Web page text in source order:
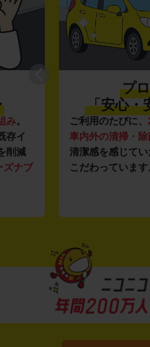
み。
存イ
削減
ズナブ
プ
「安心・
ご利用のたびに、
車内外の清掃・除
清潔感を感じて
こだわっています